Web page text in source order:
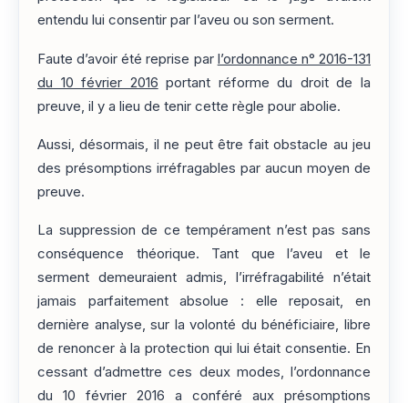
entendu lui consentir par l’aveu ou son serment.
Faute d’avoir été reprise par l’ordonnance n° 2016-131
du 10 février 2016 portant réforme du droit de la
preuve, il y a lieu de tenir cette règle pour abolie.
Aussi, désormais, il ne peut être fait obstacle au jeu
des présomptions irréfragables par aucun moyen de
preuve.
La suppression de ce tempérament n’est pas sans
conséquence théorique. Tant que l’aveu et le
serment demeuraient admis, l’irréfragabilité n’était
jamais parfaitement absolue : elle reposait, en
dernière analyse, sur la volonté du bénéficiaire, libre
de renoncer à la protection qui lui était consentie. En
cessant d’admettre ces deux modes, l’ordonnance
du 10 février 2016 a conféré aux présomptions